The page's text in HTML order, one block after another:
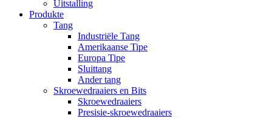
Uitstalling
Produkte
Tang
Industriële Tang
Amerikaanse Tipe
Europa Tipe
Sluittang
Ander tang
Skroewedraaiers en Bits
Skroewedraaiers
Presisie-skroewedraaiers